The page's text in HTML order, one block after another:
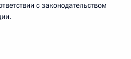
с законодательством